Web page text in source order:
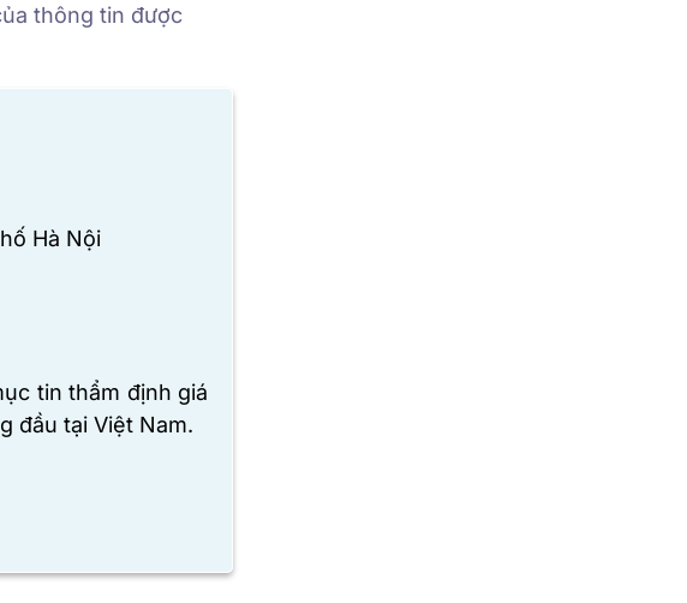
thông tin được
Hà Nội
tin thẩm định giá
đầu tại Việt Nam.